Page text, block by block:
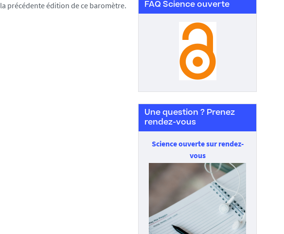
la précédente édition de ce baromètre. FAQ Science ouverte
Une question ? Prenez
rendez-vous
Science ouverte sur rendez-
vous